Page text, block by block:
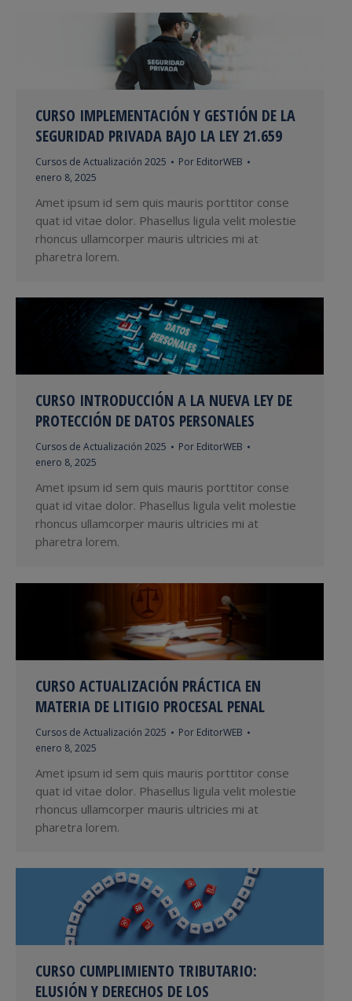
CURSO IMPLEMENTACIÓN Y GESTIÓN DE LA
SEGURIDAD PRIVADA BAJO LA LEY 21.659
Cursos de Actualización 2025 Por EditorWEB
enero 8, 2025
Amet ipsum id sem quis mauris porttitor conse
quat id vitae dolor. Phasellus ligula velit molestie
rhoncus ullamcorper mauris ultricies mi at
pharetra lorem.
CURSO INTRODUCCIÓN A LA NUEVA LEY DE
PROTECCIÓN DE DATOS PERSONALES
Cursos de Actualización 2025 Por EditorWEB
enero 8, 2025
Amet ipsum id sem quis mauris porttitor conse
quat id vitae dolor. Phasellus ligula velit molestie
rhoncus ullamcorper mauris ultricies mi at
pharetra lorem.
CURSO ACTUALIZACIÓN PRÁCTICA EN
MATERIA DE LITIGIO PROCESAL PENAL
Cursos de Actualización 2025 Por EditorWEB
enero 8, 2025
Amet ipsum id sem quis mauris porttitor conse
quat id vitae dolor. Phasellus ligula velit molestie
rhoncus ullamcorper mauris ultricies mi at
pharetra lorem.
CURSO CUMPLIMIENTO TRIBUTARIO:
ELUSIÓN Y DERECHOS DE LOS